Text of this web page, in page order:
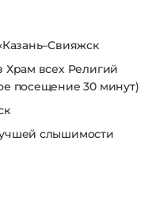
Храм всех Религий
посещение 30 минут)
слышимости